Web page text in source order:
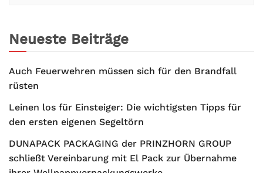
Neueste Beiträge
Auch Feuerwehren müssen sich für den Brandfall
rüsten
Leinen los für Einsteiger: Die wichtigsten Tipps für
den ersten eigenen Segeltörn
DUNAPACK PACKAGING der PRINZHORN GROUP
schließt Vereinbarung mit El Pack zur Übernahme